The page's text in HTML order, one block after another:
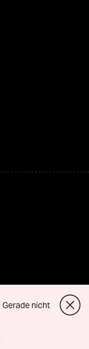
Gerade nicht